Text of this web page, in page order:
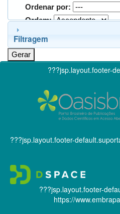
Ordenar por:
Ordem:
Filtragem
???jsp.layout.footer-
???jsp.layout.footer-
???jsp.layout.footer-
https://